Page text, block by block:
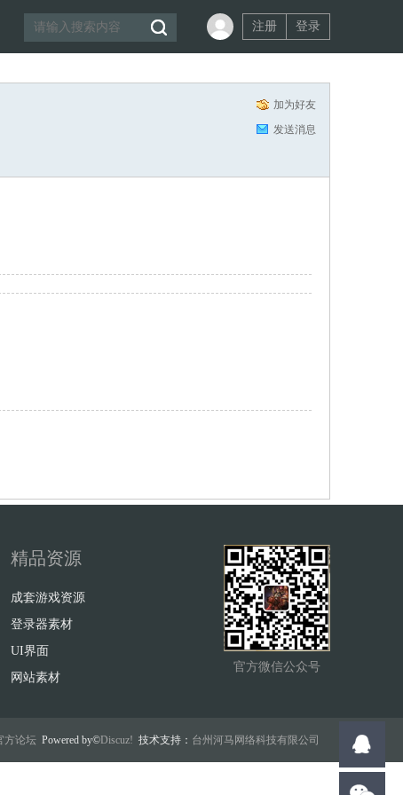
注册 登录
加为好友
发送消息
精品资源
成套游戏资源
登录器素材
UI界面
网站素材
官方微信公众号
方论坛 Powered by©Discuz! 技术支持： 台州河马网络科技有限公司